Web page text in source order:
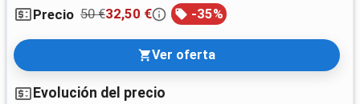
Precio 50 €32,50 € -35%
Ver oferta
Evolución del precio